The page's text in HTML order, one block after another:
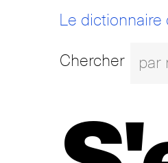
Le dictionnaire
Chercher